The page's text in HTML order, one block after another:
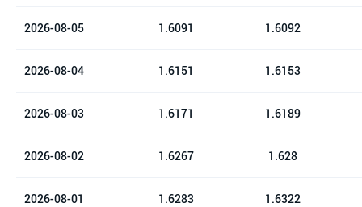
2026-08-05 1.6091 1.6092
2026-08-04 1.6151 1.6153
2026-08-03 1.6171 1.6189
2026-08-02 1.6267 1.628
2026-08-01 1.6283 1.6322